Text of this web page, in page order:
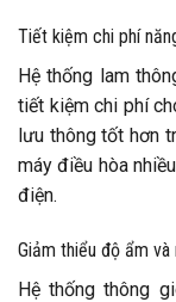
Tiết kiệm chi phí
Hệ thống lam
tiết kiệm chi phí
lưu thông tốt hơn
máy điều hòa
điện.
Giảm thiểu độ ẩm
Hệ thống thông